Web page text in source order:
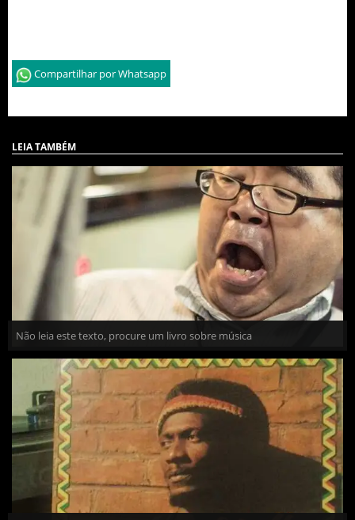
Compartilhar por Whatsapp
LEIA TAMBÉM
Não leia este texto, procure um livro sobre música